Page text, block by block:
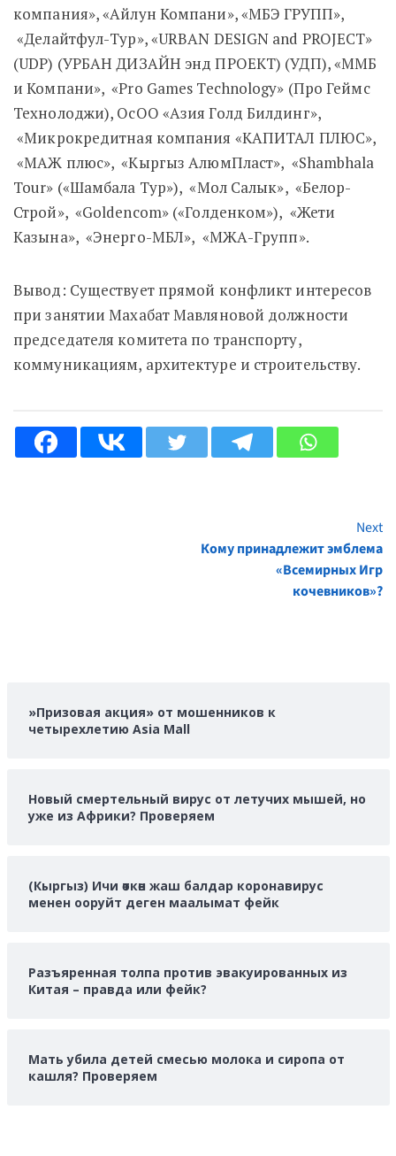
компания», «Айлун Компани», «МБЭ ГРУПП»,
«Делайтфул-Тур», «URBAN DESIGN and PROJECT»
(UDP) (УРБАН ДИЗАЙН энд ПРОЕКТ) (УДП), «ММБ
и Компани», «Pro Games Technology» (Про Геймс
Технолоджи), ОсОО «Азия Голд Билдинг»,
«Микрокредитная компания «КАПИТАЛ ПЛЮС»,
«МАЖ плюс», «Кыргыз АлюмПласт», «Shambhala
Tour» («Шамбала Тур»), «Мол Салык», «Белор-
Строй», «Goldencom» («Голденком»), «Жети
Казына», «Энерго-МБЛ», «МЖА-Групп».
Вывод: Существует прямой конфликт интересов
при занятии Махабат Мавляновой должности
председателя комитета по транспорту,
коммуникациям, архитектуре и строительству.
Next
Кому принадлежит эмблема
«Всемирных Игр
кочевников»?
»Призовая акция» от мошенников к
четырехлетию Asia Mall
Новый смертельный вирус от летучих мышей, но
уже из Африки? Проверяем
(Кыргыз) Ичи өткөн жаш балдар коронавирус
менен ооруйт деген маалымат фейк
Разъяренная толпа против эвакуированных из
Китая – правда или фейк?
Мать убила детей смесью молока и сиропа от
кашля? Проверяем